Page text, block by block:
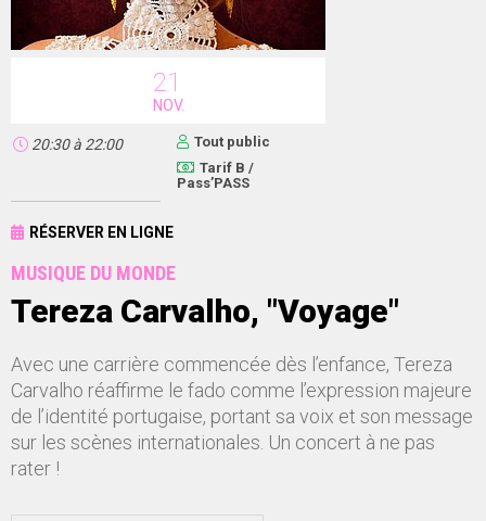
21
NOV.
20:30à 22:00
Tout public
Tarif B /
Pass’PASS
RÉSERVER EN LIGNE
MUSIQUE DU MONDE
Tereza Carvalho, "Voyage"
Avec une carrière commencée dès l’enfance, Tereza
Carvalho réaffirme le fado comme l’expression majeure
de l’identité portugaise, portant sa voix et son message
sur les scènes internationales. Un concert à ne pas
rater !